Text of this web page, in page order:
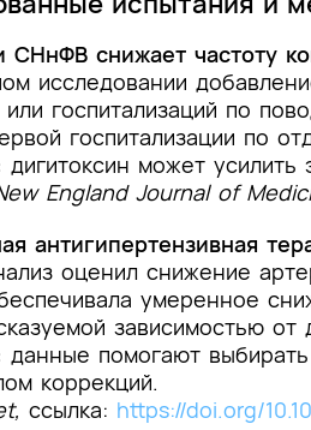
СНнФВ снижает частоту
исследовании
или госпитализаций по
госпитализации по
дигитоксин может
England Journal of
антигипертензивная
оценил снижение
умеренное
зависимостью от
данные помогают
коррекций.
cсылка: https://doi.org/